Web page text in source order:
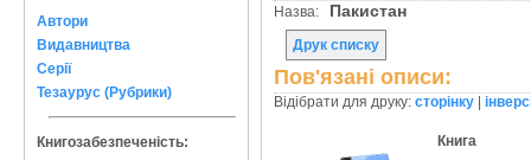
Автори
Видавництва
Серії
Тезаурус (Рубрики)
Книгозабезпеченість:
Назва: Пакистан
Друк списку
Пов'язані описи:
Відібрати для друку: сторінку
Книга